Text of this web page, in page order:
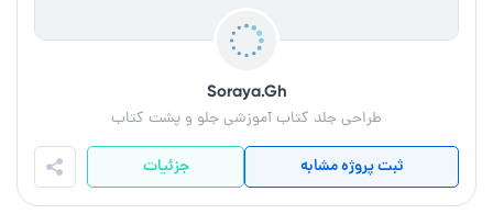
Soraya.Gh
طراحی جلد کتاب آموزشی جلو و پشت کتاب
ثبت پروژه مشابه جزئیات